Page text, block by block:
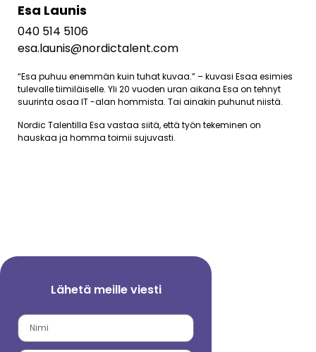
Esa Launis
040 514 5106
esa.launis@nordictalent.com
“Esa puhuu enemmän kuin tuhat kuvaa.” – kuvasi Esaa esimies
tulevalle tiimiläiselle. Yli 20 vuoden uran aikana Esa on tehnyt
suurinta osaa IT -alan hommista. Tai ainakin puhunut niistä.
Nordic Talentilla Esa vastaa siitä, että työn tekeminen on
hauskaa ja homma toimii sujuvasti.
Lähetä meille viesti